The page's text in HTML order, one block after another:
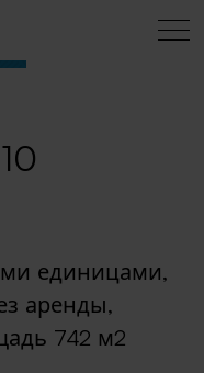
единицами,
аренды,
742 м2